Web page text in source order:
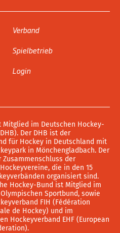
Verband
Spielbetrieb
Login
Mitglied im Deutschen Hockey-
Der DHB ist der
für Hockey in Deutschland mit
in Mönchengladbach. Der
Zusammenschluss der
die in den 15
organisiert sind.
Hockey-Bund ist Mitglied im
Sportbund, sowie
FIH (Fédération
de Hockey) und im
Hockeyverband EHF (European